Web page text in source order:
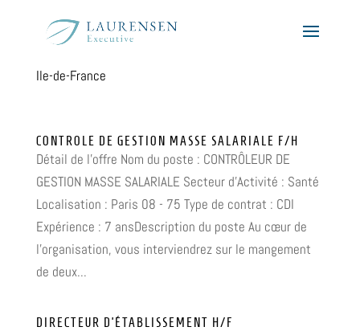
Ile-de-France
CONTROLE DE GESTION MASSE SALARIALE F/H
Détail de l'offre Nom du poste : CONTRÔLEUR DE
GESTION MASSE SALARIALE Secteur d'Activité : Santé
Localisation : Paris 08 - 75 Type de contrat : CDI
Expérience : 7 ansDescription du poste Au cœur de
l’organisation, vous interviendrez sur le mangement
de deux...
DIRECTEUR D’ÉTABLISSEMENT H/F